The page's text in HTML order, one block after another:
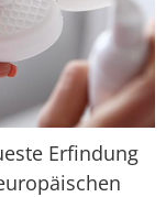
Erfindung